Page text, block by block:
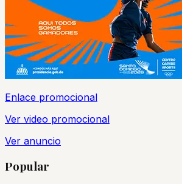
Enlace promocional
Ver video promocional
Ver anuncio
Popular